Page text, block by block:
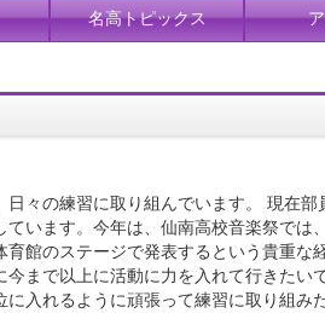
名高トピックス
々の練習に取り組んでいます。 現在部
います。今年は、仙南高校音楽祭では、
館のステージで発表するという貴重な
まで以上に活動に力を入れて行きたい
入れるように頑張って練習に取り組み